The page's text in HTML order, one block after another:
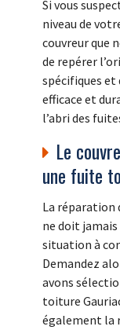
Si vous
niveau de
couvreur que
de repérer
spécifiques et
efficace et
l’abri des
Le
une fuite
La réparation
ne doit jamais
situation à
Demandez
avons
toiture
également la